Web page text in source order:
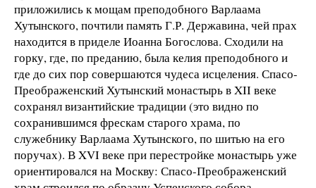
приложились к мощам преподобного Варлаама
Хутынского, почтили память Г.Р. Державина, чей прах
находится в приделе Иоанна Богослова. Сходили на
горку, где, по преданию, была келия преподобного и
где до сих пор совершаются чудеса исцеления. Спасо-
Преображенский Хутынский монастырь в XII веке
сохранял византийские традиции (это видно по
сохранившимся фрескам старого храма, по
служебнику Варлаама Хутынского, по шитью на его
поручах). В XVI веке при перестройке монастырь уже
ориентировался на Москву: Спасо-Преображенский